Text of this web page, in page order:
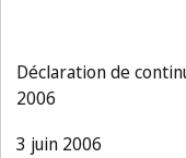
Déclaration de
2006
3 juin 2006